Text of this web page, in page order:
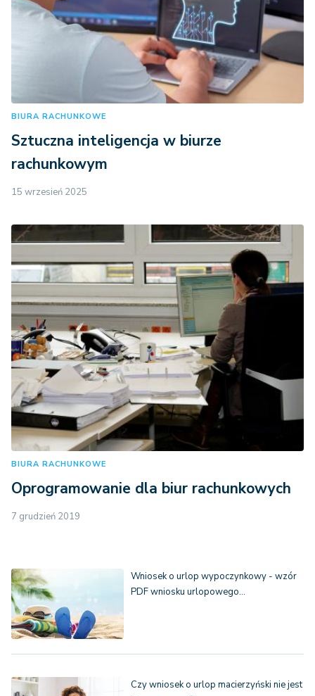
BIURA RACHUNKOWE
Sztuczna inteligencja w biurze
rachunkowym
15 wrzesień 2025
BIURA RACHUNKOWE
Oprogramowanie dla biur rachunkowych
7 grudzień 2019
Wniosek o urlop wypoczynkowy - wzór
PDF wniosku urlopowego…
Czy wniosek o urlop macierzyński nie jest